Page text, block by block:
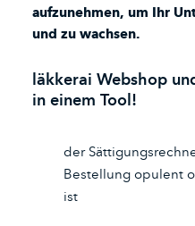
aufzunehmen, um Ihr
und zu wachsen.
läkkerai Webshop
in einem Tool!
der
Bestellung opulent
ist